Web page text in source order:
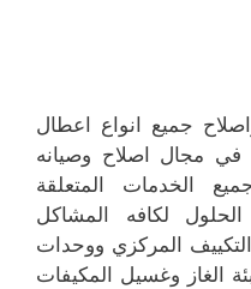
جميع انواع اعطال
في مجال اصلاح وصيانه
الخدمات المتعلقة
لكافه المشاكل
المركزي ووحدات
الغاز وغسيل المكيفات